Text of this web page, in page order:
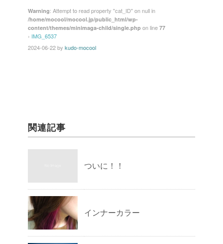
Warning: Attempt to read property "cat_ID" on null in
/home/mocool/mocool.jp/public_html/wp-
content/themes/minimaga-child/single.php on line 77
› IMG_6537
2024-06-22by kudo-mocool
関連記事
ついに！！
インナーカラー